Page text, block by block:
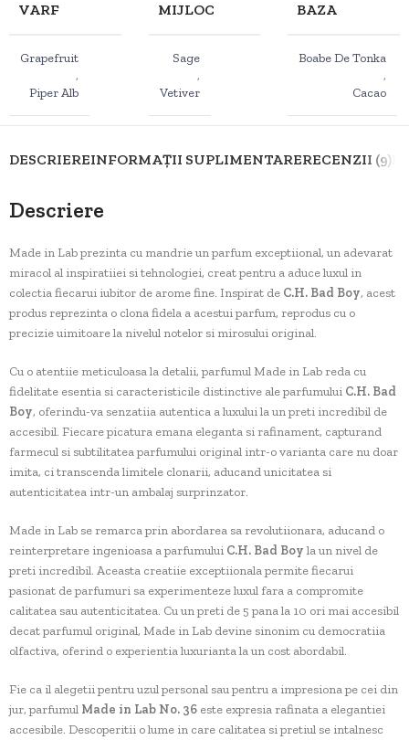
VARF
Grapefruit
,
Piper Alb
MIJLOC
Sage
,
Vetiver
BAZA
Boabe De Tonka
,
Cacao
DESCRIEREINFORMAȚII SUPLIMENTARERECENZII (9)
Descriere
Made in Lab prezinta cu mandrie un parfum exceptiional, un adevarat
miracol al inspiratiiei si tehnologiei, creat pentru a aduce luxul in
colectia fiecarui iubitor de arome fine. Inspirat de C.H. Bad Boy, acest
produs reprezinta o clona fidela a acestui parfum, reprodus cu o
precizie uimitoare la nivelul notelor si mirosului original.
Cu o atentiie meticuloasa la detalii, parfumul Made in Lab reda cu
fidelitate esentia si caracteristicile distinctive ale parfumului C.H. Bad
Boy, oferindu-va senzatiia autentica a luxului la un preti incredibil de
accesibil. Fiecare picatura emana eleganta si rafinament, capturand
farmecul si subtilitatea parfumului original intr-o varianta care nu doar
imita, ci transcenda limitele clonarii, aducand unicitatea si
autenticitatea intr-un ambalaj surprinzator.
Made in Lab se remarca prin abordarea sa revolutiionara, aducand o
reinterpretare ingenioasa a parfumului C.H. Bad Boy la un nivel de
preti incredibil. Aceasta creatiie exceptiionala permite fiecarui
pasionat de parfumuri sa experimenteze luxul fara a compromite
calitatea sau autenticitatea. Cu un preti de 5 pana la 10 ori mai accesibil
decat parfumul original, Made in Lab devine sinonim cu democratiia
olfactiva, oferind o experientia luxurianta la un cost abordabil.
Fie ca il alegetii pentru uzul personal sau pentru a impresiona pe cei din
jur, parfumul Made in Lab No. 36 este expresia rafinata a elegantiei
accesibile. Descoperitii o lume in care calitatea si pretiul se intalnesc